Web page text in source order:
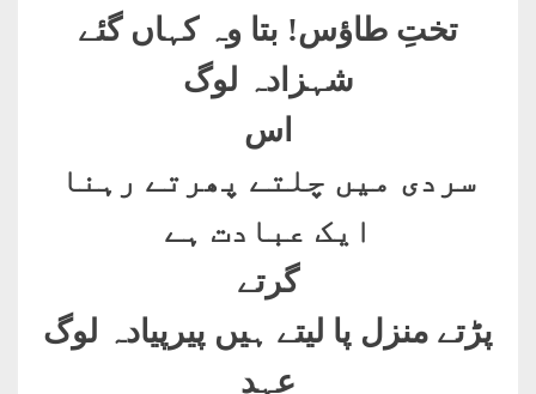
تختِ طاؤس! بتا وہ کہاں گئے
شہزادہ لوگ
اس
سردی میں چلتے پھرتے رہنا
ایک عبادت ہے
گرتے
پڑتے منزل پا لیتے ہیں پیرپیادہ لوگ
عہدِ